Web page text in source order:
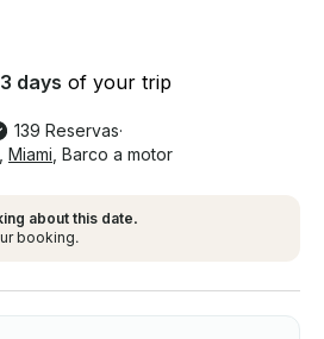
3 days of your trip
139 Reservas·
Miami Barco a motor
about this date.
booking.